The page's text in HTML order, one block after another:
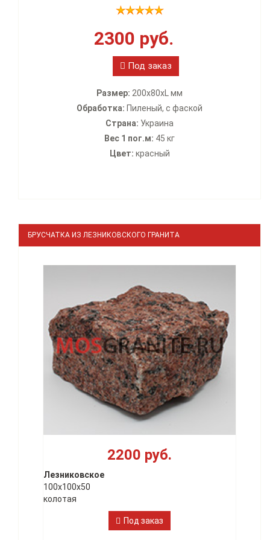
2300 руб.
Под заказ
Размер: 200х80xL мм
Обработка: Пиленый, с фаской
Страна: Украина
Вес 1 пог.м: 45 кг
Цвет: красный
БРУСЧАТКА ИЗ ЛЕЗНИКОВСКОГО ГРАНИТА
2200 руб.
Лезниковское
100х100х50
колотая
Под заказ